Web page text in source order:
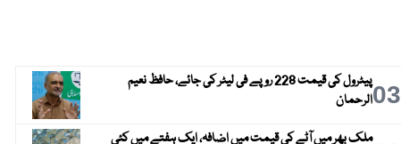
03
پیٹرول کی قیمت 228 روپے فی لیٹر کی جائے، حافظ نعیم
الرحمان
ملک بھر میں آٹے کی قیمت میں اضافہ، ایک ہفتے میں کئی